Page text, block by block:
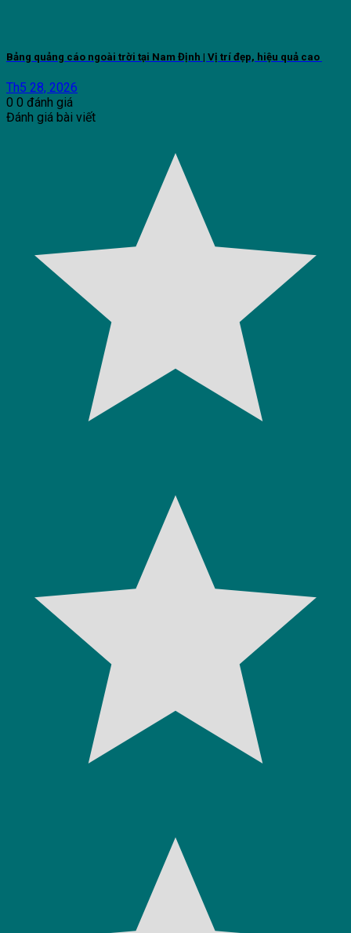
Bảng quảng cáo ngoài trời tại Nam Định | Vị trí đẹp, hiệu quả cao
Th5 28, 2026
0 0 đánh giá
Đánh giá bài viết